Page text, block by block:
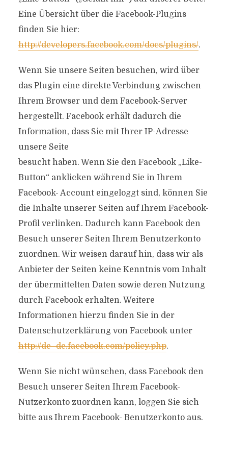
Eine Übersicht über die Facebook-Plugins
finden Sie hier:
http://developers.facebook.com/docs/plugins/.
Wenn Sie unsere Seiten besuchen, wird über
das Plugin eine direkte Verbindung zwischen
Ihrem Browser und dem Facebook-Server
hergestellt. Facebook erhält dadurch die
Information, dass Sie mit Ihrer IP-Adresse
unsere Seite
besucht haben. Wenn Sie den Facebook „Like-
Button“ anklicken während Sie in Ihrem
Facebook- Account eingeloggt sind, können Sie
die Inhalte unserer Seiten auf Ihrem Facebook-
Profil verlinken. Dadurch kann Facebook den
Besuch unserer Seiten Ihrem Benutzerkonto
zuordnen. Wir weisen darauf hin, dass wir als
Anbieter der Seiten keine Kenntnis vom Inhalt
der übermittelten Daten sowie deren Nutzung
durch Facebook erhalten. Weitere
Informationen hierzu finden Sie in der
Datenschutzerklärung von Facebook unter
http://de- de.facebook.com/policy.php.
Wenn Sie nicht wünschen, dass Facebook den
Besuch unserer Seiten Ihrem Facebook-
Nutzerkonto zuordnen kann, loggen Sie sich
bitte aus Ihrem Facebook- Benutzerkonto aus.